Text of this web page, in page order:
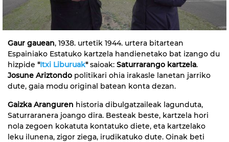
Gaur gauean, 1938. urtetik 1944. urtera bitartean
Espainiako Estatuko kartzela handienetako bat izango du
hizpide "Itxi Liburuak"saioak: Saturrarango kartzela.
Josune Ariztondo politikari ohia irakasle lanetan jarriko
dute, gaia modu original batean konta dezan.
Gaizka Aranguren historia dibulgatzaileak lagunduta,
Saturraranera joango dira. Besteak beste, kartzela hori
nola zegoen kokatuta kontatuko diete, eta kartzelako
leku ilunena, zigor ziega, irudikatuko dute. Oinak beti